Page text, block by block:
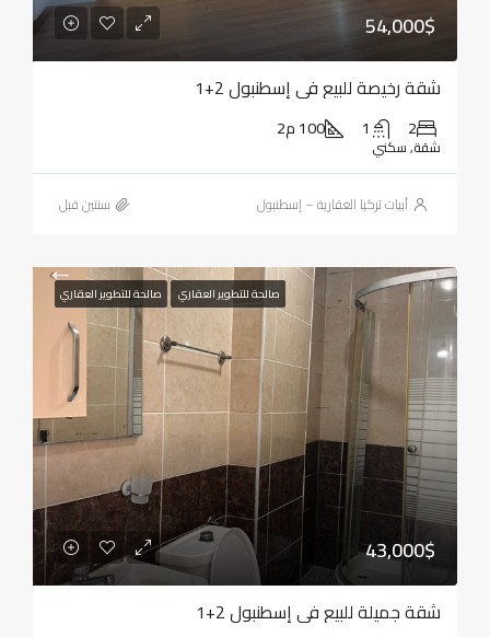
54,000$
شقة رخيصة للبيع في إسطنبول 2+1
2
1 100 م2
شقة, سكني
أبيات تركيا العقارية – إسطنبول ‏سنتين قبل
صالحة للتطوير العقاري صالحة للتطوير العقاري
43,000$
شقة جميلة للبيع في إسطنبول 2+1